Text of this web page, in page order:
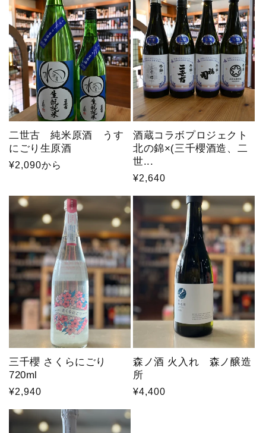
二世古 純米原酒 うす
にごり生原酒
通
価
格
¥2,090から
酒蔵コラボプロジェクト
北の錦×(三千櫻酒造、二
世...
通
格
¥2,640
三千櫻 さくらにごり
720ml
通
¥2,940
森ノ酒 火入れ 森ノ醸造
所
通
¥4,400